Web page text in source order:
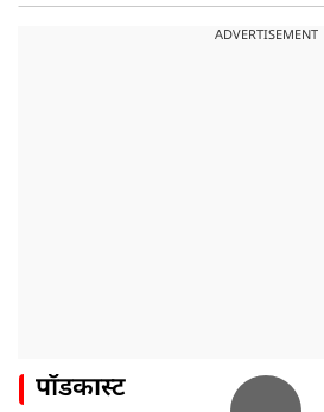
ADVERTISEMENT
पॉडकास्ट